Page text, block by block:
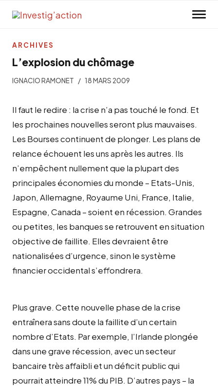
L’explosion du chômage
IGNACIO RAMONET 18 MARS 2009
Il faut le redire : la crise n’a pas touché le fond. Et
les prochaines nouvelles seront plus mauvaises.
Les Bourses continuent de plonger. Les plans de
relance échouent les uns après les autres. Ils
n’empêchent nullement que la plupart des
principales économies du monde – Etats-Unis,
Japon, Allemagne, Royaume Uni, France, Italie,
Espagne, Canada – soient en récession. Grandes
ou petites, les banques se retrouvent en situation
objective de faillite. Elles devraient être
nationalisées d’urgence, sinon le système
financier occidental s’effondrera.
Plus grave. Cette nouvelle phase de la crise
entraînera sans doute la faillite d’un certain
nombre d’Etats. Par exemple, l’Irlande plongée
dans une grave récession, avec un secteur
bancaire très affaibli et un déficit public qui
pourrait atteindre 11% du PIB. D’autres pays – la
ARCHIVES